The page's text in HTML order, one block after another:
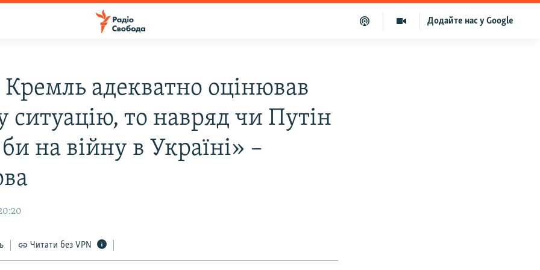
Додайте нас у Google
адекватно оцінював
ситуацію, то навряд чи Путін
на війну в Україні» –
Читати без VPN